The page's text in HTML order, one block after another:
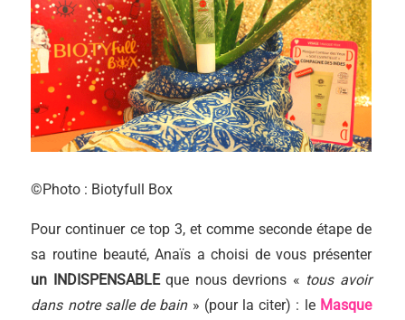
©Photo : Biotyfull Box
Pour continuer ce top 3, et comme seconde étape de
sa routine beauté, Anaïs a choisi de vous présenter
un INDISPENSABLEque nous devrions « tous avoir
dans notre salle de bain» (pour la citer) : le Masque